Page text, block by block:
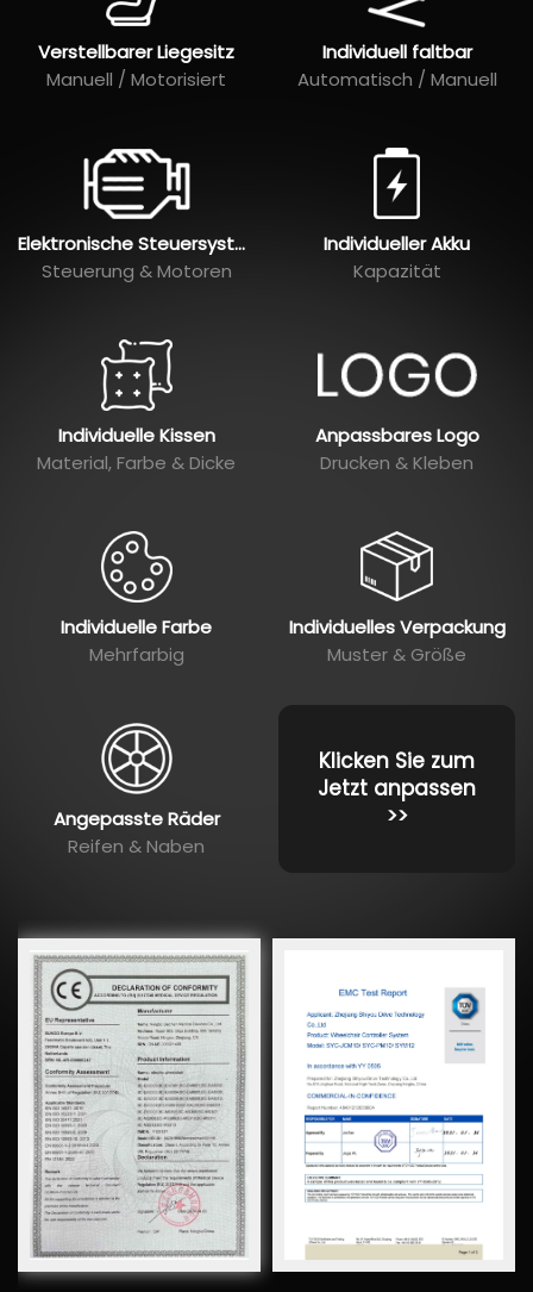
Verstellbarer Liegesitz
Manuell / Motorisiert
Individuell faltbar
Automatisch / Manuell
Elektronische Steuersysteme
Steuerung & Motoren
Individueller Akku
Kapazität
Individuelle Kissen
Material, Farbe & Dicke
Anpassbares Logo
Drucken & Kleben
Individuelle Farbe
Mehrfarbig
Individuelles Verpackung
Muster & Größe
Angepasste Räder
Reifen & Naben
Klicken Sie zum
Jetzt anpassen
>>